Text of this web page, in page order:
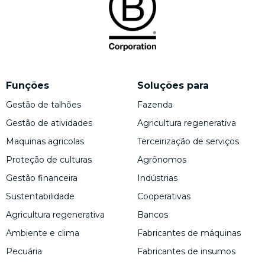
Funções
Gestão de talhões
Gestão de atividades
Maquinas agricolas
Proteção de culturas
Gestão financeira
Sustentabilidade
Agricultura regenerativa
Ambiente e clima
Pecuária
Soluções para
Fazenda
Agricultura regenerativa
Terceirização de serviços
Agrônomos
Indústrias
Cooperativas
Bancos
Fabricantes de máquinas
Fabricantes de insumos